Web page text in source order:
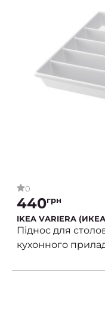
0
440грн
IKEA VARIERA
Піднос для
кухонного